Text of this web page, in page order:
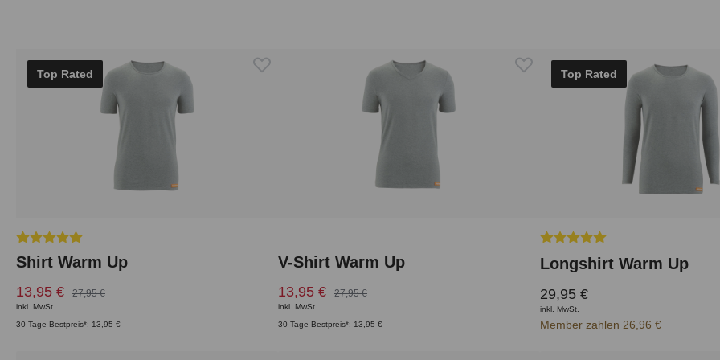
Top Rated
Durchschnittliche Bewertung von 5 von 5 Sternen
Shirt Warm Up
13,95 € 27,95 €
inkl. MwSt.
30-Tage-Bestpreis*: 13,95 €
V-Shirt Warm Up
13,95 € 27,95 €
inkl. MwSt.
30-Tage-Bestpreis*: 13,95 €
Top Rated
Durchschnittliche Bewertung
Longshirt Warm Up
29,95 €
inkl. MwSt.
Member zahlen 26,96 €